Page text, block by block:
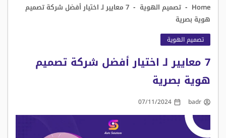
Home
- تصميم الهوية -
7 معايير لـ اختيار أفضل شركة تصميم
هوية بصرية
تصميم الهوية
7 معايير لـ اختيار أفضل شركة تصميم
هوية بصرية
badr
07/11/2024